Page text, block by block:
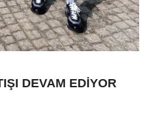
DEVAM EDİYOR